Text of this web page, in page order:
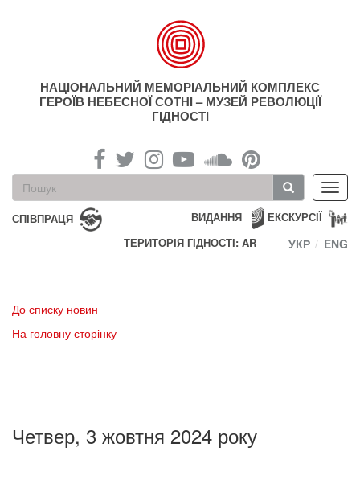
НАЦІОНАЛЬНИЙ МЕМОРІАЛЬНИЙ КОМПЛЕКС
ГЕРОЇВ НЕБЕСНОЇ СОТНІ – МУЗЕЙ РЕВОЛЮЦІЇ
ГІДНОСТІ
Пошукова
форма
Пошук
СПІВПРАЦЯ ЕКСКУРСІЇ
ВИДАННЯ
ТЕРИТОРІЯ ГІДНОСТІ: AR
УКР ENG
До списку новин
На головну сторінку
Четвер, 3 жовтня 2024 року